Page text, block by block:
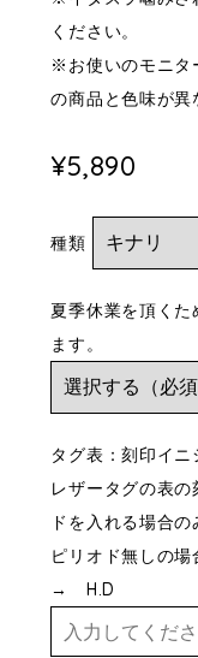
ください。
※お使いのモニタ
の商品と色味が異
¥5,890
種類
夏季休業を頂く
ます。
タグ表：刻印イ
レザータグの表
ドを入れる場合
ピリオド無しの
→ H.D